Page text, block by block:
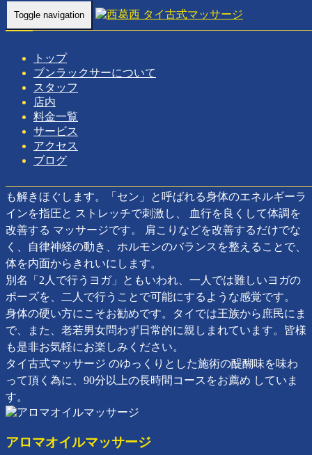
Toggle navigation
トップ
ブンラックサーについて
スタッフ
店内
料金一覧
サービス
アクセス
ブログ
Home-Our…
タイ古式マッサージ
本場タイでは医学として2500年以上の歴史を持ち、インドの
ヨガと中国の指圧を融合させた「世界でいちば ん気持ちい
いマッサージ」と謳われています。
呼吸に合わせたゆっくりとしたリズムで、たっぷりと時間を
も解きほぐします。「セン」と呼ばれる身体のエネルギーラ
インを指圧と ストレッチで刺激し、 血行を良くして体調を
改善する マッサージです。 肩こりなどを改善するだけでな
く、自律神経の動き、ホルモンのバランスを整えることで、
体を内面からきれいにします。
別名「2人で行うヨガ」ともいわれ、一人では難しいヨガの
ポーズを、二人で行うことで可能にするような感覚です。
身体の硬い方にこそお勧めです。タイでは王族から庶民にま
で、また、老若男女問わず日常的に親しまれています。皆様
も是非お気軽にお楽しみください。
タイ古式マッサージ のゆっくりとした施術の醍醐味を味わ
って頂く為に、90分以上の長時間コースをお薦め していま
す。
アロマオイルマッサージ